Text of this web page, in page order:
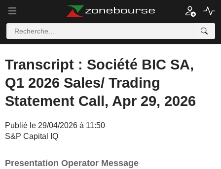
Transcript : Société BIC SA,
Q1 2026 Sales/ Trading
Statement Call, Apr 29, 2026
Publié le 29/04/2026 à 11:50
S&P Capital IQ
Presentation Operator Message